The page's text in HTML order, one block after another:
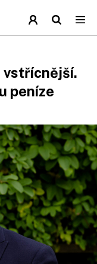
vstřícnější.
peníze